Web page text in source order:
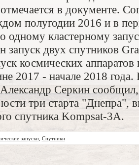
в документе.
полугодии 2016 и в
одному кластерному
запуск двух спутников
космических аппаратов
2017 - начале 2018 года.
Серкин
три старта "Днепра",
спутника Kompsat-3A.
запуски, Спутники